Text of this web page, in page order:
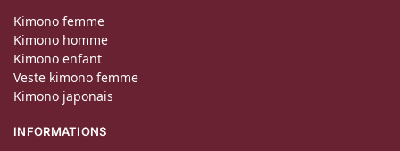
Kimono femme
Kimono homme
Kimono enfant
Veste kimono femme
Kimono japonais
INFORMATIONS